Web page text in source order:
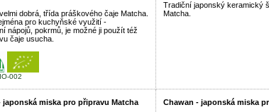
dobrá, třída práškového čaje Matcha.
pro kuchyňské využití -
nápojů, pokrmů, je možné ji použít též
čaje usucha.
002
Tradiční japonský keramický
Matcha.
japonská miska pro připravu Matcha Chawan - japonská miska